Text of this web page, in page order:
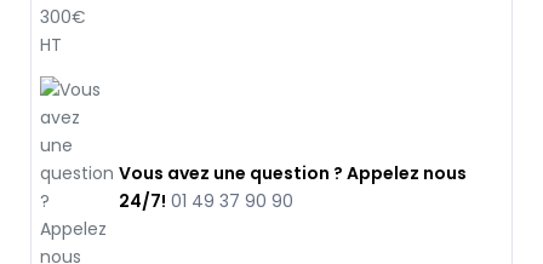
Vous avez une question ? Appelez nous
24/7! 01 49 37 90 90